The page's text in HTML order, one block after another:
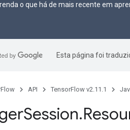
o que há de mais recente em
Esta página foi
API TensorFlow v2.11.1
Session.